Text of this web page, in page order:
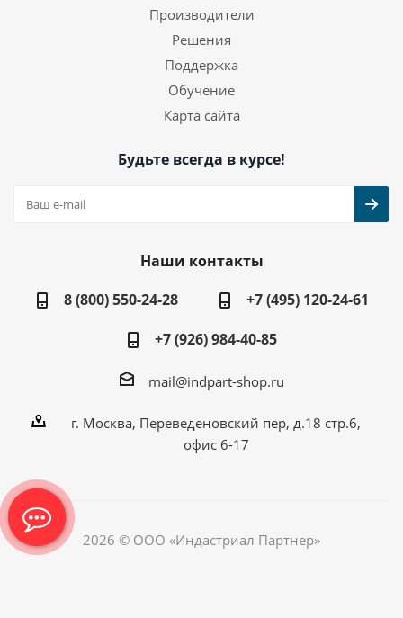
Производители
Решения
Поддержка
Обучение
Карта сайта
Будьте всегда в курсе!
Наши контакты
8 (800) 550-24-28
+7 (495) 120-24-61
+7 (926) 984-40-85
mail@indpart-shop.ru
г. Москва, Переведеновский пер, д.18 стр.6,
офис 6-17
2026 © ООО «Индастриал Партнер»